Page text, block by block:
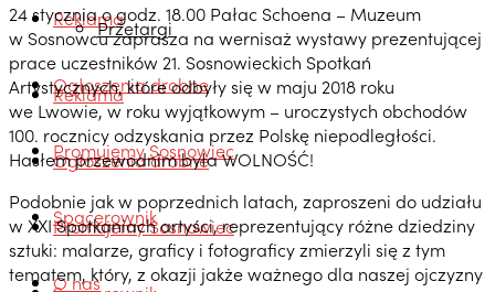
Reklama
Ogłoszenia drobne
Promujemy Sosnowiec
Spacerownik
O nas
Przetargi
Reklama
Ogłoszenia drobne
Promujemy Sosnowiec
24 stycznia o godz. 18.00 Pałac Schoena – Muzeum
w Sosnowcu zaprasza na wernisaż wystawy prezentującej
prace uczestników 21. Sosnowieckich Spotkań
Artystycznych, które odbyły się w maju 2018 roku
we Lwowie, w roku wyjątkowym – uroczystych obchodów
100. rocznicy odzyskania przez Polskę niepodległości.
Hasłem przewodnim była WOLNOŚĆ!
Podobnie jak w poprzednich latach, zaproszeni do udziału
w XXI Spotkaniach artyści, reprezentujący różne dziedziny
sztuki: malarze, graficy i fotograficy zmierzyli się z tym
tematem, który, z okazji jakże ważnego dla naszej ojczyzny